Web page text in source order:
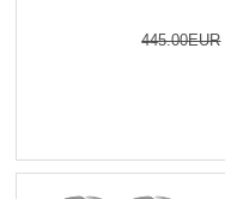
445.00EUR